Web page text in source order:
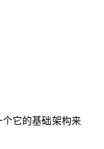
它的基础架构来